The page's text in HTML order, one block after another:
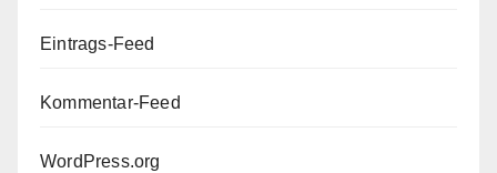
Eintrags-Feed
Kommentar-Feed
WordPress.org